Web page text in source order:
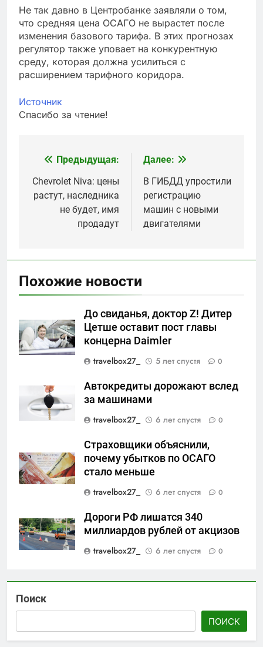
Не так давно в Центробанке заявляли о том,
что средняя цена ОСАГО не вырастет после
изменения базового тарифа. В этих прогнозах
регулятор также уповает на конкурентную
среду, которая должна усилиться с
расширением тарифного коридора.
Источник
Спасибо за чтение!
Навигация
по
записям
Предыдущая:
Chevrolet Niva: цены
растут, наследника
не будет, имя
продадут
Далее:
В ГИБДД упростили
регистрацию
машин с новыми
двигателями
Похожие новости
До свиданья, доктор Z! Дитер
Цетше оставит пост главы
концерна Daimler
travelbox27_
5 лет спустя 0
Автокредиты дорожают вслед
за машинами
travelbox27_
6 лет спустя 0
Страховщики объяснили,
почему убытков по ОСАГО
стало меньше
travelbox27_
6 лет спустя 0
Дороги РФ лишатся 340
миллиардов рублей от акцизов
travelbox27_
6 лет спустя 0
Поиск
ПОИСК